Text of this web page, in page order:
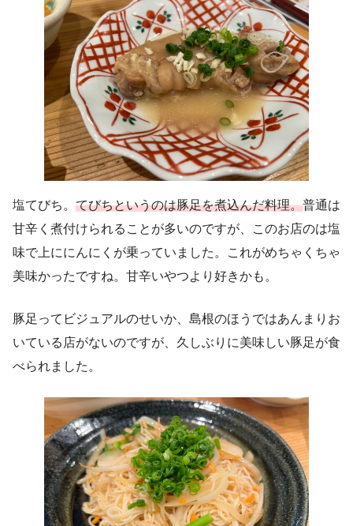
塩てびち。 てびちというのは豚足を煮込んだ料理。普通は
甘辛く煮付けられることが多いのですが、このお店のは塩
味で上ににんにくが乗っていました。これがめちゃくちゃ
美味かったですね。甘辛いやつより好きかも。
豚足ってビジュアルのせいか、島根のほうではあんまりお
いている店がないのですが、久しぶりに美味しい豚足が食
べられました。